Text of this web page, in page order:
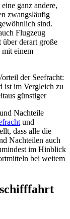
ganz andere,
zwangsläufig
sind.
Flugzeug
derart große
einem
der Seefracht:
ist im Vergleich zu
günstiger
Nachteile
und
dass alle die
Nachteilen auch
im Hinblick
bei weitem